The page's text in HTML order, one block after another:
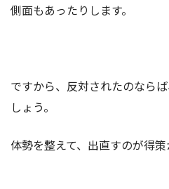
側面もあったりします。
ですから、反対されたのなら
しょう。
体勢を整えて、出直すのが得策